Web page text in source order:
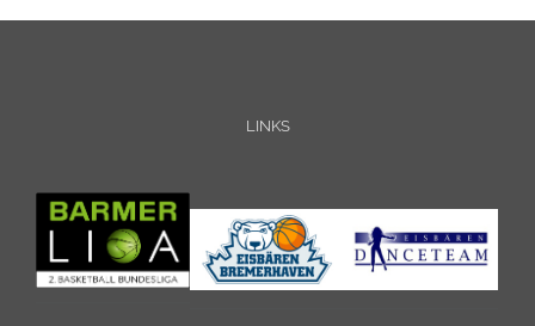
LINKS